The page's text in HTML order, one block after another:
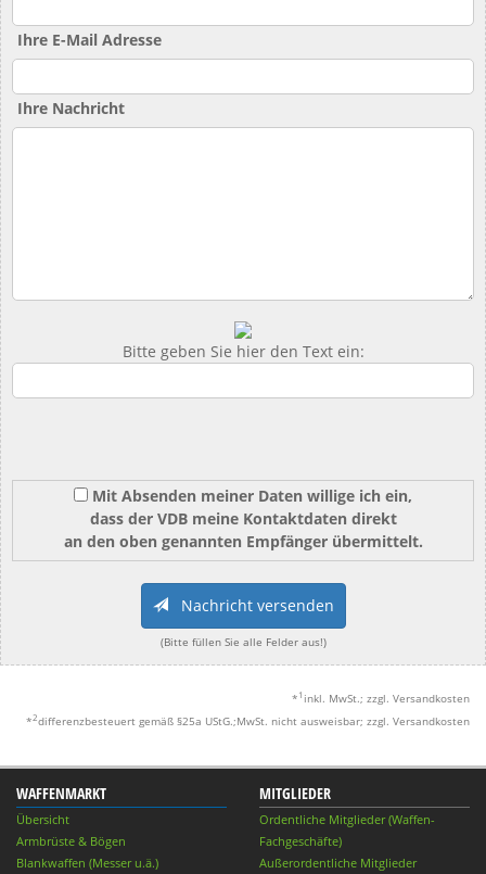
Ihre E-Mail Adresse
Ihre Nachricht
Bitte geben Sie hier den Text ein:
Mit Absenden meiner Daten willige ich ein,
dass der VDB meine Kontaktdaten direkt
an den oben genannten Empfänger übermittelt.
Nachricht versenden
(Bitte füllen Sie alle Felder aus!)
* 1 inkl. MwSt.; zzgl. Versandkosten
*2differenzbesteuert gemäß §25a UStG.;MwSt. nicht ausweisbar; zzgl. Versandkosten
WAFFENMARKT
Übersicht
Armbrüste & Bögen
Blankwaffen (Messer u.ä.)
MITGLIEDER
Ordentliche Mitglieder (Waffen-
Fachgeschäfte)
Außerordentliche Mitglieder